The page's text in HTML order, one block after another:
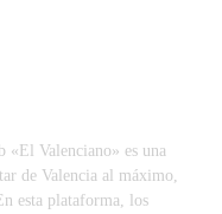
«El Valenciano» es una
de Valencia al máximo,
esta plataforma, los